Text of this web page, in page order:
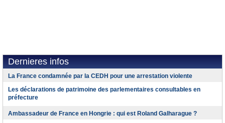
Dernieres infos
La France condamnée par la CEDH pour une arrestation violente
Les déclarations de patrimoine des parlementaires consultables en
préfecture
Ambassadeur de France en Hongrie : qui est Roland Galharague ?